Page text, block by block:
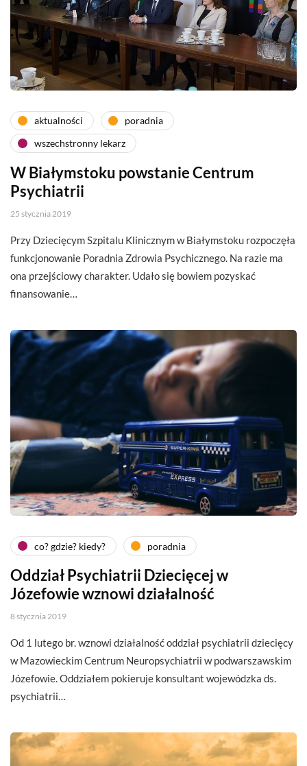
aktualności
poradnia
wszechstronny lekarz
W Białymstoku powstanie Centrum
Psychiatrii
25 stycznia 2019
Przy Dziecięcym Szpitalu Klinicznym w Białymstoku rozpoczęła
funkcjonowanie Poradnia Zdrowia Psychicznego. Na razie ma
ona przejściowy charakter. Udało się bowiem pozyskać
finansowanie…
co? gdzie? kiedy? poradnia
Oddział Psychiatrii Dziecięcej w
Józefowie wznowi działalność
8 stycznia 2019
Od 1 lutego br. wznowi działalność oddział psychiatrii dziecięcy
w Mazowieckim Centrum Neuropsychiatrii w podwarszawskim
Józefowie. Oddziałem pokieruje konsultant wojewódzka ds.
psychiatrii…